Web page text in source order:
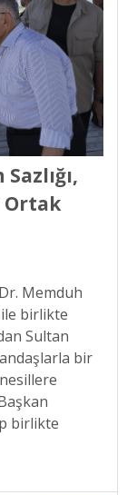
Ortak
Memduh
ile birlikte
Sultan
bir
birlikte